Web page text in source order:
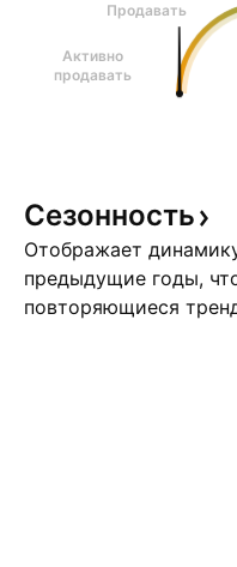
Продавать
Активно
продавать
Сезонность
Отображает
предыдущие годы,
повторяющиеся